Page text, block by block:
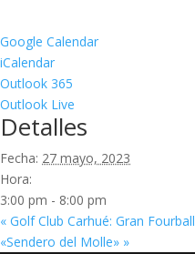
Google Calendar
iCalendar
Outlook 365
Outlook Live
Detalles
Fecha: 27 mayo, 2023
Hora:
3:00 pm - 8:00 pm
« Golf Club Carhué: Gran Fourball
«Sendero del Molle» »